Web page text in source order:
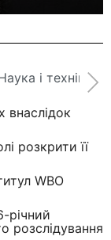
і техніка
внаслідок
розкрити її
WBO
розслідування